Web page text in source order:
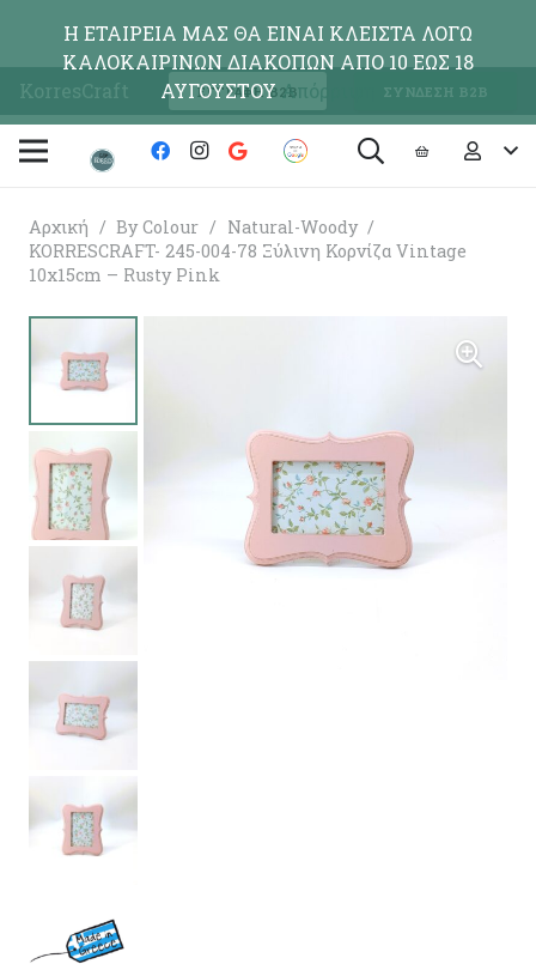
KorresCraft ΕΓΓΡΑΦΗ Β2Β ΣΥΝΔΕΣΗ Β2Β
Αρχική / By Colour / Natural-Woody /
KORRESCRAFT- 245-004-78 Ξύλινη Κορνίζα Vintage
10x15cm – Rusty Pink
Η ΕΤΑΙΡΕΙΑ ΜΑΣ ΘΑ ΕΙΝΑΙ ΚΛΕΙΣΤΑ ΛΟΓΩ
ΚΑΛΟΚΑΙΡΙΝΩΝ ΔΙΑΚΟΠΩΝ ΑΠΟ 10 ΕΩΣ 18
ΑΥΓΟΥΣΤΟΥΑπόρριψη